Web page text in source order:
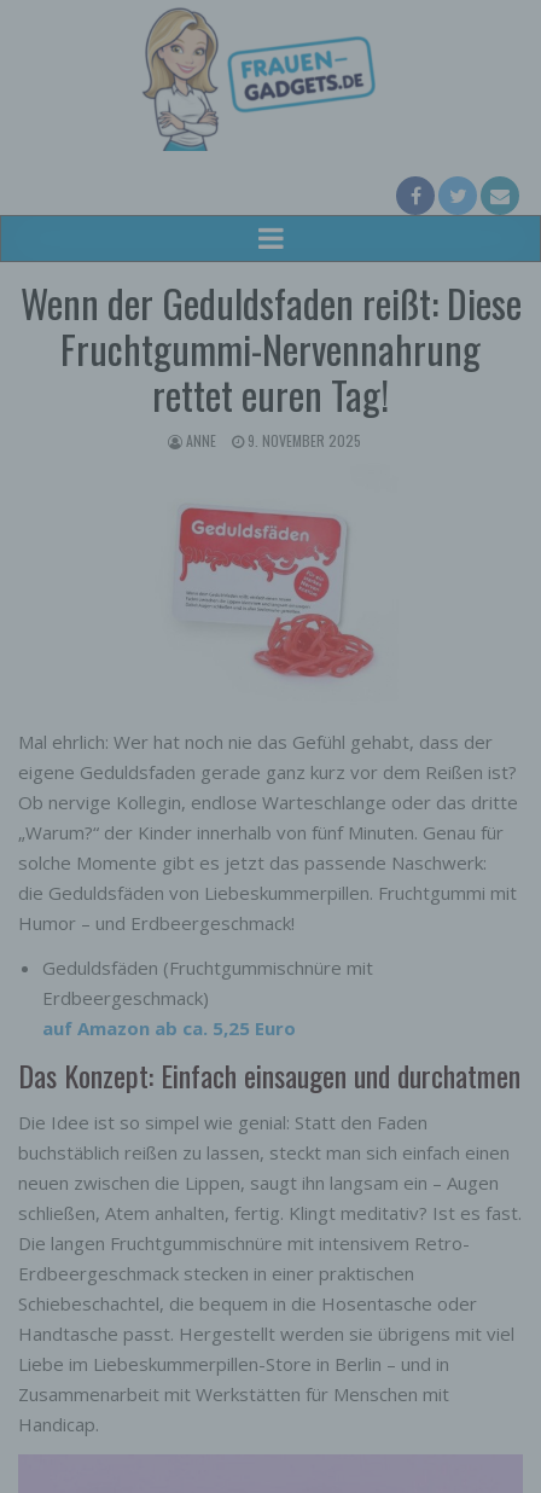
Wenn der Geduldsfaden reißt: Diese
Fruchtgummi-Nervennahrung
rettet euren Tag!
ANNE 9. NOVEMBER 2025
Mal ehrlich: Wer hat noch nie das Gefühl gehabt, dass der
eigene Geduldsfaden gerade ganz kurz vor dem Reißen ist?
Ob nervige Kollegin, endlose Warteschlange oder das dritte
„Warum?“ der Kinder innerhalb von fünf Minuten. Genau für
solche Momente gibt es jetzt das passende Naschwerk:
die Geduldsfäden von Liebeskummerpillen. Fruchtgummi mit
Humor – und Erdbeergeschmack!
Geduldsfäden (Fruchtgummischnüre mit
Erdbeergeschmack)
auf Amazon ab ca. 5,25 Euro
Das Konzept: Einfach einsaugen und durchatmen
Die Idee ist so simpel wie genial: Statt den Faden
buchstäblich reißen zu lassen, steckt man sich einfach einen
neuen zwischen die Lippen, saugt ihn langsam ein – Augen
schließen, Atem anhalten, fertig. Klingt meditativ? Ist es fast.
Die langen Fruchtgummischnüre mit intensivem Retro-
Erdbeergeschmack stecken in einer praktischen
Schiebeschachtel, die bequem in die Hosentasche oder
Handtasche passt. Hergestellt werden sie übrigens mit viel
Liebe im Liebeskummerpillen-Store in Berlin – und in
Zusammenarbeit mit Werkstätten für Menschen mit
Handicap.